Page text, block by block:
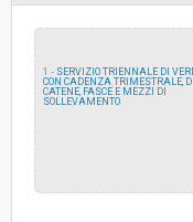
Costi di sicurezza non soggetti
1 - SERVIZIO TRIENNALE DI
CON CADENZA TRIMESTRALE,
CATENE, FASCE E MEZZI DI
SOLLEVAMENTO